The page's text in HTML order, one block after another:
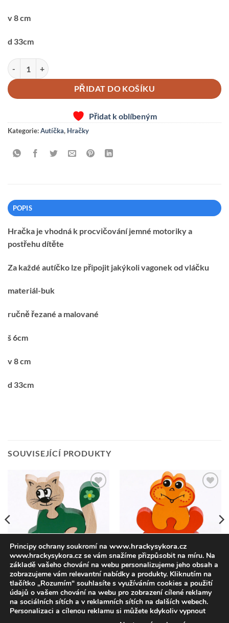
v 8 cm
d 33cm
Auto-2-návěs množství
PŘIDAT DO KOŠÍKU
Přidat k oblíbeným
Kategorie:Autíčka, Hračky
POPIS
Hračka je vhodná k procvičování jemné motoriky a
postřehu dítěte
Za každé autíčko lze připojit jakýkoli vagonek od vláčku
materiál-buk
ručně řezané a malované
š 6cm
v 8 cm
d 33cm
SOUVISEJÍCÍ PRODUKTY
Přidat k
oblíbeným
HRAČKY
Kočička zelená tmavá -
rozkládací
37,19Kč
bez DPH
45,00Kč vč DPH
Přidat k
oblíbeným
HRAČKY
Žabka oranžovo-červená-
rozkládací
37,19Kčbez DPH
45,00Kčvč DPH
Principy ochrany soukromí na www.hrackysykora.cz
www.hrackysykora.cz se vám snažíme přizpůsobit na míru. Na
základě vašeho chování na webu personalizujeme jeho obsah a
zobrazujeme vám relevantní nabídky a produkty. Kliknutím na
tlačítko „Rozumím“ souhlasíte s využíváním cookies a použití
údajů o vašem chování na webu pro zobrazení cílené reklamy
na sociálních sítích a v reklamních sítích na dalších webech.
Personalizaci a cílenou reklamu si můžete kdykoliv vypnout